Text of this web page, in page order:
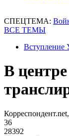
СПЕЦТЕМА:
ВСЕ ТЕМЫ
Вступление
В
36
28392